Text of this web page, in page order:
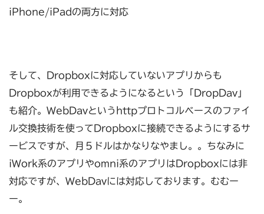
iPhone/iPadの両方に対応
そして、Dropboxに対応していないアプリからも
Dropboxが利用できるようになるという「DropDav」
も紹介。WebDavというhttpプロトコルベースのファイ
ル交換技術を使ってDropboxに接続できるようにするサ
ービスですが、月５ドルはかなりなやまし。。ちなみに
iWork系のアプリやomni系のアプリはDropboxには非
対応ですが、WebDavには対応しております。むむー
ー。